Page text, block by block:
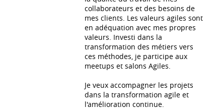
collaborateurs et des besoins de
mes clients. Les valeurs agiles sont
en adéquation avec mes propres
valeurs. Investi dans la
transformation des métiers vers
ces méthodes, je participe aux
meetups et salons Agiles.
Je veux accompagner les projets
dans la transformation agile et
l'amélioration continue.